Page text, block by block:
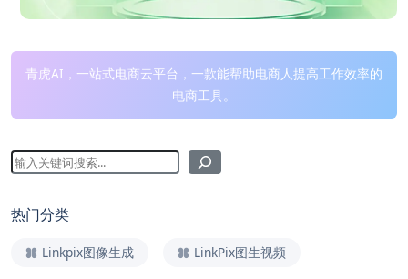
青虎AI，一站式电商云平台，一款能帮助电商人提高工作效率的
电商工具。
热门分类
Linkpix图像生成 LinkPix图生视频